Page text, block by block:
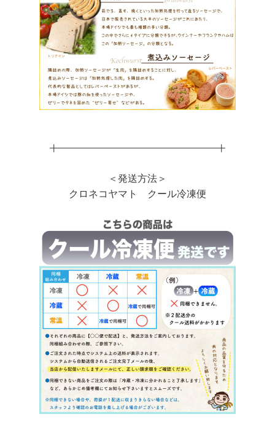
╋━━━━━━━━━━━━━━━━━━━━╋
＜発送方法＞
クロネコヤマト クール冷凍便